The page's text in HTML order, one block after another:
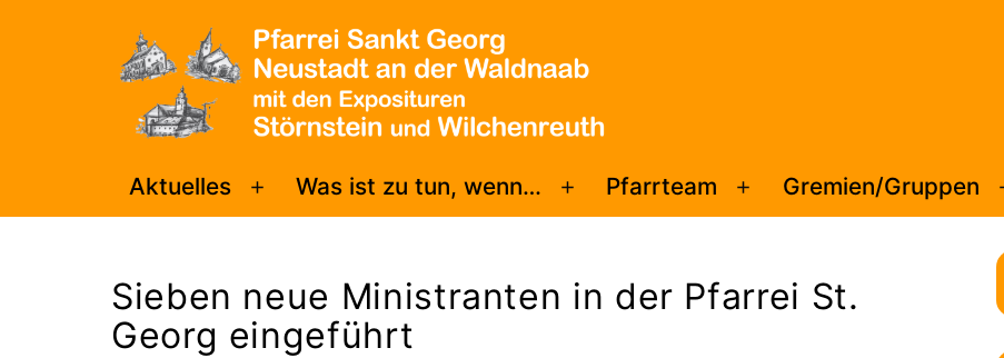
Pfarrei
Sankt
Neustadt/WN
Aktuelles
Menü
Was ist zu tun, wenn…
Menü
Pfarrteam
Menü
Gremien/Gruppen
Sieben neue Ministranten in der Pfarrei St.
Georg eingeführt